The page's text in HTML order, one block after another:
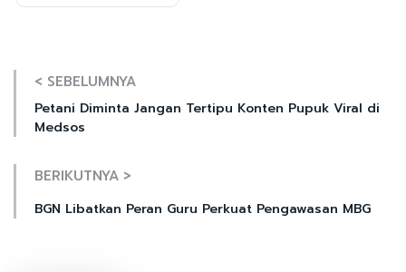
< SEBELUMNYA
Petani Diminta Jangan Tertipu Konten Pupuk Viral di
Medsos
BERIKUTNYA >
BGN Libatkan Peran Guru Perkuat Pengawasan MBG